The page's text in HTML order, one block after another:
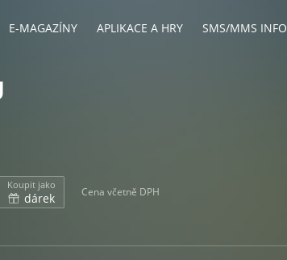
E-MAGAZÍNY APLIKACE A HRY SMS/MMS INFO
Koupit jako
dárek Cena včetně DPH